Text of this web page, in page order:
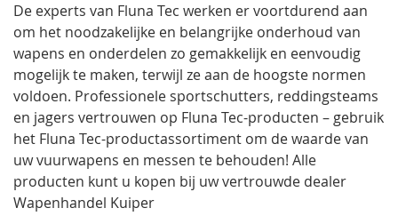
De experts van Fluna Tec werken er voortdurend aan
om het noodzakelijke en belangrijke onderhoud van
wapens en onderdelen zo gemakkelijk en eenvoudig
mogelijk te maken, terwijl ze aan de hoogste normen
voldoen. Professionele sportschutters, reddingsteams
en jagers vertrouwen op Fluna Tec-producten – gebruik
het Fluna Tec-productassortiment om de waarde van
uw vuurwapens en messen te behouden! Alle
producten kunt u kopen bij uw vertrouwde dealer
Wapenhandel Kuiper